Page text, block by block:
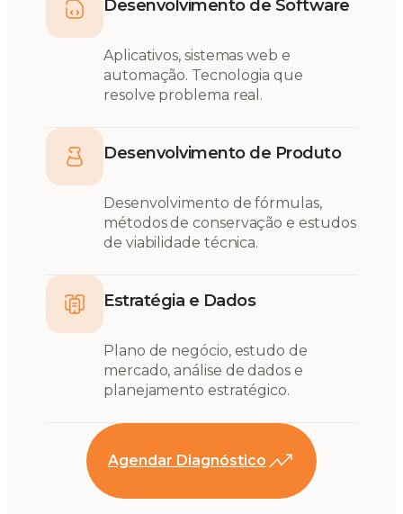
Desenvolvimento de Software
Aplicativos, sistemas web e
automação. Tecnologia que
resolve problema real.
Desenvolvimento de Produto
Desenvolvimento de fórmulas,
métodos de conservação e estudos
de viabilidade técnica.
Estratégia e Dados
Plano de negócio, estudo de
mercado, análise de dados e
planejamento estratégico.
Agendar Diagnóstico